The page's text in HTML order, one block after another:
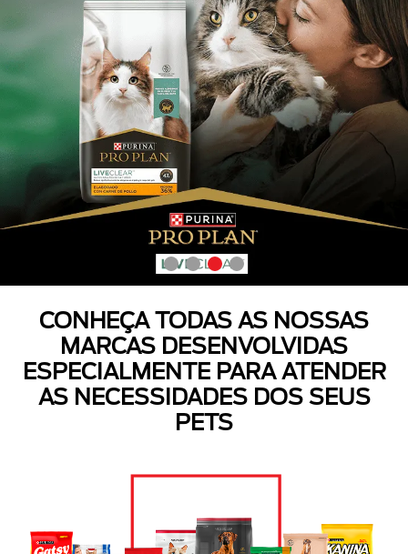
CONHEÇA TODAS AS NOSSAS
MARCAS DESENVOLVIDAS
ESPECIALMENTE PARA ATENDER
AS NECESSIDADES DOS SEUS
PETS